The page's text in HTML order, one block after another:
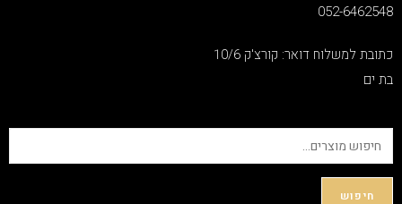
052-6462548
כתובת למשלוח דואר: קורצ'ק 10/6
בת ים
חיפוש